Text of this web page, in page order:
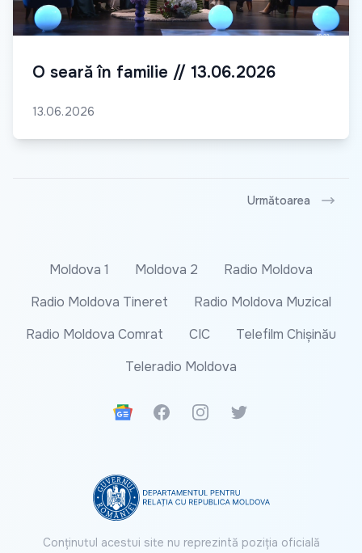
O seară în familie // 13.06.2026
13.06.2026
Următoarea
Moldova 1 Moldova 2
Radio Moldova
Radio Moldova Tineret
Radio Moldova Muzical
Radio Moldova Comrat
CIC
Telefilm Chișinău
Teleradio Moldova
Google News
FacebookInstagramTwitter
Conținutul acestui site nu reprezintă poziția oficială